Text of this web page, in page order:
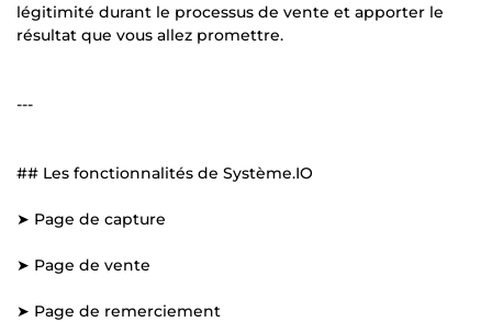
légitimité durant le processus de vente et apporter le
résultat que vous allez promettre.
---
## Les fonctionnalités de Système.IO
➤ Page de capture
➤ Page de vente
➤ Page de remerciement